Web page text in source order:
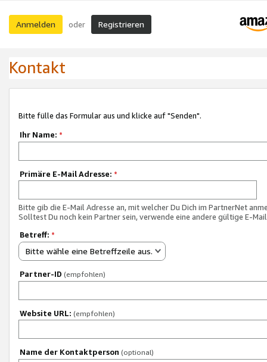
Anmelden oder Registrieren
Kontakt
Bitte fülle das Formular aus und klicke auf "Senden".
Ihr Name: *
Primäre E-Mail Adresse: *
Bitte gib die E-Mail Adresse an, mit welcher Du Dich im PartnerNet
Solltest Du noch kein Partner sein, verwende eine andere gültige E-
Betreff: *
Bitte wähle eine Betreffzeile aus.
Partner-ID (empfohlen)
Website URL: (empfohlen)
Name der Kontaktperson (optional)